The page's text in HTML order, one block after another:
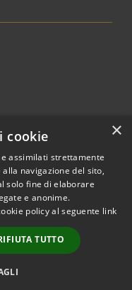
© 2026 • Comune di
Paternò • Powered by
Municipium•
Accesso
redazione
×
cookie
assimilati strettamente
navigazione del sito,
solo fine di elaborare
e anonime.
policy al seguente link
TUTTO